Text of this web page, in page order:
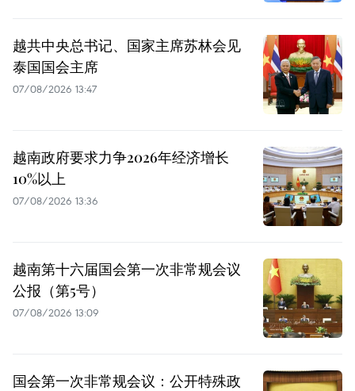
越共中央总书记、国家主席苏林会见
泰国国会主席
07/08/2026 13:47
越南政府要求力争2026年经济增长
10%以上
07/08/2026 13:36
越南第十六届国会第一次非常规会议
公报（第5号）
07/08/2026 13:09
国会第一次非常规会议：公开特殊政